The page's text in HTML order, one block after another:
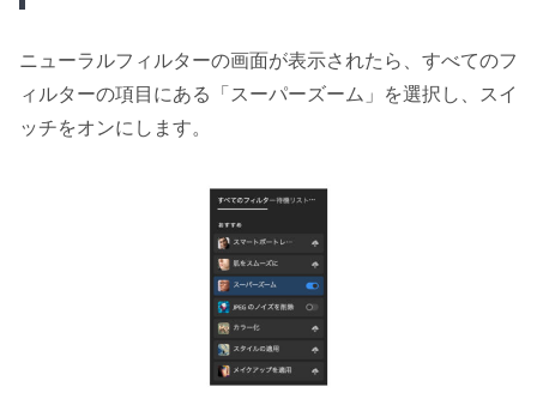
ニューラルフィルターの画面が表示されたら、すべてのフ
ィルターの項目にある「スーパーズーム」を選択し、スイ
ッチをオンにします。